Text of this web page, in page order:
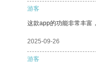
游客
这款app的功能非常丰富
2025-09-26
游客